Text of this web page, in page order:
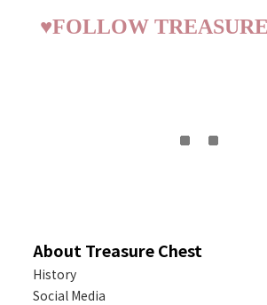
♥FOLLOW
About Treasure Chest
History
Social Media